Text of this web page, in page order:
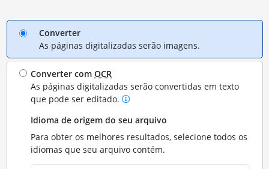
Converter
As páginas digitalizadas serão imagens.
Converter comOCR
As páginas digitalizadas serão convertidas em texto
que pode ser editado.
Idioma de origem do seu arquivo
Para obter os melhores resultados, selecione todos os
idiomas que seu arquivo contém.